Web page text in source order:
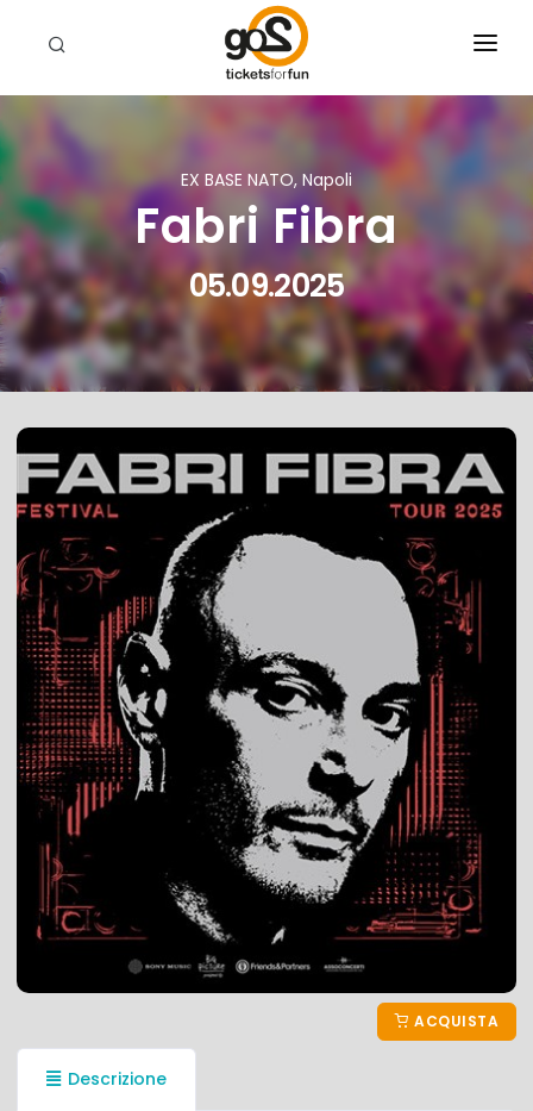
EVENTI
CHI SIAMO
RIVENDITORI
EX BASE NATO, Napoli
Fabri Fibra
05.09.2025
ACQUISTA
Descrizione